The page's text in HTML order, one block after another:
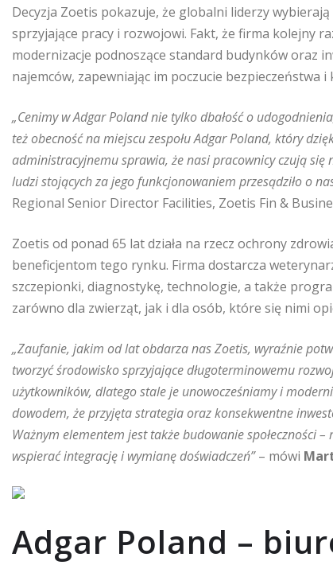
Decyzja Zoetis pokazuje, że globalni liderzy
sprzyjające pracy i rozwojowi. Fakt, że firma kolejny
modernizacje podnoszące standard budynków oraz
najemców, zapewniając im poczucie bezpieczeństwa
„Cenimy w Adgar Poland nie tylko dbałość o
też obecność na miejscu zespołu Adgar Poland, który
administracyjnemu sprawia, że nasi pracownicy czują
ludzi stojących za jego funkcjonowaniem przesądziło o
Regional Senior Director Facilities, Zoetis Fin &
Zoetis od ponad 65 lat działa na rzecz ochrony
beneficjentom tego rynku. Firma dostarcza
szczepionki, diagnostykę, technologie, a także
zarówno dla zwierząt, jak i dla osób, które się nimi
„Zaufanie, jakim od lat obdarza nas Zoetis, wyraźnie
tworzyć środowisko sprzyjające długoterminowemu
użytkowników, dlatego stale je unowocześniamy i
dowodem, że przyjęta strategia oraz konsekwentne
Ważnym elementem jest także budowanie społeczności
wspierać integrację i wymianę doświadczeń”– mówi
Adgar Poland –